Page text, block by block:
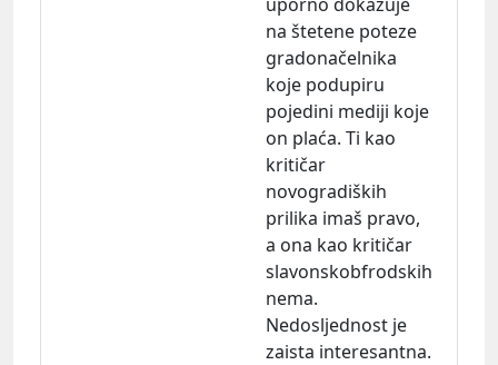
na štetene poteze
gradonačelnika
koje podupiru
pojedini mediji koje
on plaća. Ti kao
kritičar
novogradiških
prilika imaš pravo,
a ona kao kritičar
slavonskobfrodskih
nema.
Nedosljednost je
zaista interesantna.